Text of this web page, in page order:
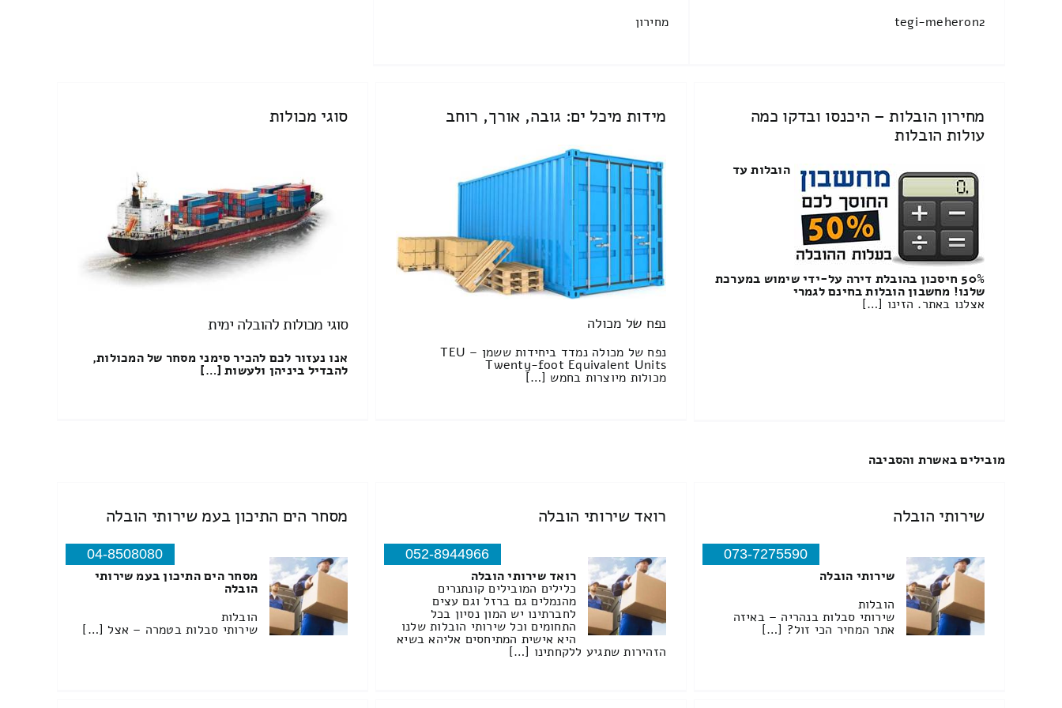
tegi-meheron2 מחירון
מחירון הובלות – היכנסו ובדקו כמה
עולות הובלות
הובלות עד
50% חיסכון בהובלת דירה על-ידי שימוש במערכת
שלנו! מחשבון הובלות בחינם לגמרי
אצלנו באתר. הזינו […]
מידות מיכל ים: גובה, אורך, רוחב
נפח של מכולה
נפח של מכולה נמדד ביחידות ששמן TEU –
Twenty-foot Equivalent Units
מכולות מיוצרות בחמש […]
סוגי מכולות
סוגי מכולות להובלה ימית
אנו נעזור לכם להכיר סימני מסחר של המכולות,
להבדיל ביניהן ולעשות […]
מובילים באשרת והסביבה
שירותי הובלה
073-7275590
שירותי הובלה
הובלות
שירותי סבלות בנהריה – באיזה
אתר המחיר הכי זול? […]
רואד שירותי הובלה
052-8944966
רואד שירותי הובלה
כלילים המובילים קונתנרים
מהנמלים גם ברזל וגם עצים
לחברתינו יש המון נסיון בכל
התחומים וכל שירותי הובלות שלנו
היא אישית המתיחסים אליהא בשיא
הזהירות שתגיע ללקחתינו […]
מסחר הים התיכון בעמ שירותי הובלה
04-8508080
מסחר הים התיכון בעמ שירותי
הובלה
הובלות
שירותי סבלות בטמרה – אצל […]